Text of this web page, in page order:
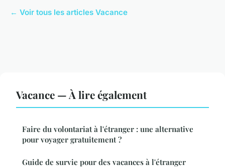
← Voir tous les articles Vacance
Vacance — À lire également
Faire du volontariat à l'étranger : une alternative
pour voyager gratuitement ?
Guide de survie pour des vacances à l'étranger